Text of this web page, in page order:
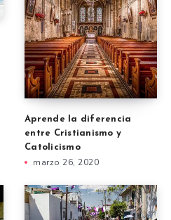
Aprende la diferencia
entre Cristianismo y
Catolicismo
marzo 26, 2020